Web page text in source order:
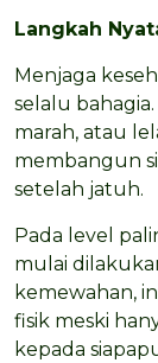
Langkah
Menjaga
selalu
marah, atau
membangun
setelah jatuh.
Pada level
mulai
kemewahan,
fisik meski
kepada